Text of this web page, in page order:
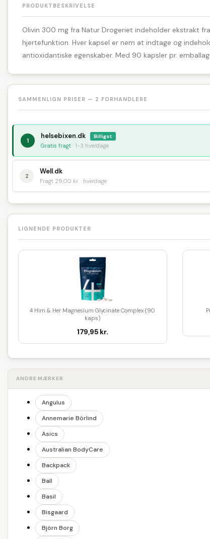
PRODUKTBESKRIVELSE
Olivin 300 mg fra Natur Drogeriet indeholder ekstrakt
hjertefunktion. Hver kapsel er nem at indtage og
antioxidantiske egenskaber. Med 90 kapsler pr.
SAMMENLIGN PRISER — 2 FORHANDLERE
1
helsebixen.dk Billigst
Gratis fragt · 1-3 hverdage
2
Well.dk
Fragt 29,00 kr. · hverdage
LIGNENDE PRODUKTER
4 Him & Her Magnesium Glycinate Complex (90
kaps)
179,95 kr.
ANDRE MÆRKER
Angulus
Annemarie Börlind
Asics
Australian BodyCare
Backpack
Ball
Basil
Bisgaard
Björn Borg